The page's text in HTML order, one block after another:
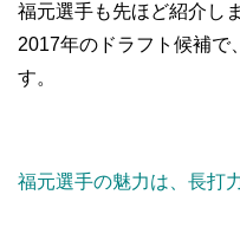
福元選手も先ほど紹介し
2017年のドラフト候補で
す。
福元選手の魅力は、長打